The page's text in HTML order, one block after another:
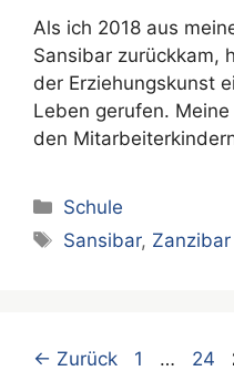
Als ich 2018 aus
Sansibar zurückkam,
der Erziehungskunst
Leben gerufen.
den
Kategorien
Schule
Schlagwörter
Sansibar,
← Zurück Seite
1 … 24